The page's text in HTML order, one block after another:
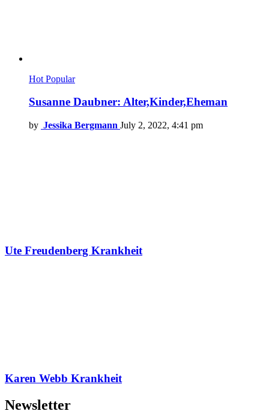
Hot Popular
Susanne Daubner: Alter,Kinder,Eheman
by Jessika Bergmann July 2, 2022, 4:41 pm
Ute Freudenberg Krankheit
Karen Webb Krankheit
Newsletter